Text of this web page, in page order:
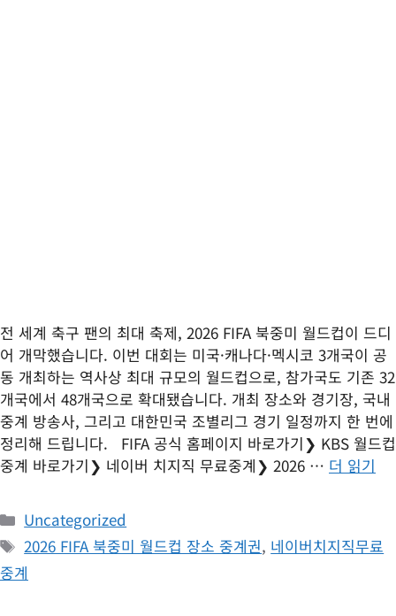
전 세계 축구 팬의 최대 축제, 2026 FIFA 북중미 월드컵이 드디
어 개막했습니다. 이번 대회는 미국·캐나다·멕시코 3개국이 공
동 개최하는 역사상 최대 규모의 월드컵으로, 참가국도 기존 32
개국에서 48개국으로 확대됐습니다. 개최 장소와 경기장, 국내
중계 방송사, 그리고 대한민국 조별리그 경기 일정까지 한 번에
정리해 드립니다. FIFA 공식 홈페이지 바로가기❯ KBS 월드컵
중계 바로가기❯ 네이버 치지직 무료중계❯ 2026 … 더 읽기
카
테
고
리
Uncategorized
태
그
2026 FIFA 북중미 월드컵 장소 중계권, 네이버치지직무료
중계